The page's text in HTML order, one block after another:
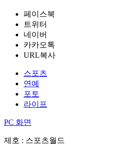
페이스북
트위터
네이버
카카오톡
URL복사
스포츠
연예
포토
라이프
PC 화면
제호 : 스포츠월드